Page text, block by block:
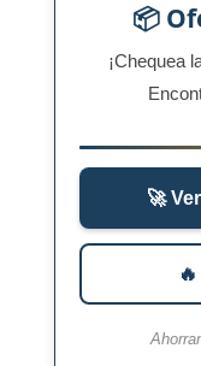
📦
¡Chequea
🚀